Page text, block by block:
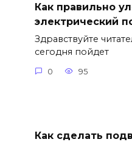
Как правильно
электрический
Здравствуйте
сегодня пойдет
0 95
Как сделать